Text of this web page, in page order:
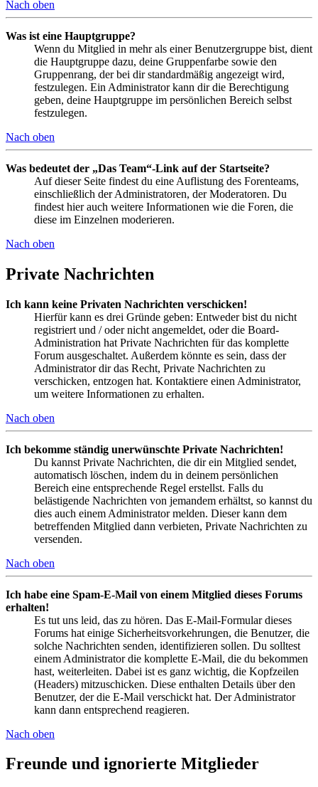
Nach oben
Was ist eine Hauptgruppe?
Wenn du Mitglied in mehr als einer Benutzergruppe bist, dient
die Hauptgruppe dazu, deine Gruppenfarbe sowie den
Gruppenrang, der bei dir standardmäßig angezeigt wird,
festzulegen. Ein Administrator kann dir die Berechtigung
geben, deine Hauptgruppe im persönlichen Bereich selbst
festzulegen.
Nach oben
Was bedeutet der „Das Team“-Link auf der Startseite?
Auf dieser Seite findest du eine Auflistung des Forenteams,
einschließlich der Administratoren, der Moderatoren. Du
findest hier auch weitere Informationen wie die Foren, die
diese im Einzelnen moderieren.
Nach oben
Private Nachrichten
Ich kann keine Privaten Nachrichten verschicken!
Hierfür kann es drei Gründe geben: Entweder bist du nicht
registriert und / oder nicht angemeldet, oder die Board-
Administration hat Private Nachrichten für das komplette
Forum ausgeschaltet. Außerdem könnte es sein, dass der
Administrator dir das Recht, Private Nachrichten zu
verschicken, entzogen hat. Kontaktiere einen Administrator,
um weitere Informationen zu erhalten.
Nach oben
Ich bekomme ständig unerwünschte Private Nachrichten!
Du kannst Private Nachrichten, die dir ein Mitglied sendet,
automatisch löschen, indem du in deinem persönlichen
Bereich eine entsprechende Regel erstellst. Falls du
belästigende Nachrichten von jemandem erhältst, so kannst du
dies auch einem Administrator melden. Dieser kann dem
betreffenden Mitglied dann verbieten, Private Nachrichten zu
versenden.
Nach oben
Ich habe eine Spam-E-Mail von einem Mitglied dieses Forums
erhalten!
Es tut uns leid, das zu hören. Das E-Mail-Formular dieses
Forums hat einige Sicherheitsvorkehrungen, die Benutzer, die
solche Nachrichten senden, identifizieren sollen. Du solltest
einem Administrator die komplette E-Mail, die du bekommen
hast, weiterleiten. Dabei ist es ganz wichtig, die Kopfzeilen
(Headers) mitzuschicken. Diese enthalten Details über den
Benutzer, der die E-Mail verschickt hat. Der Administrator
kann dann entsprechend reagieren.
Nach oben
Freunde und ignorierte Mitglieder